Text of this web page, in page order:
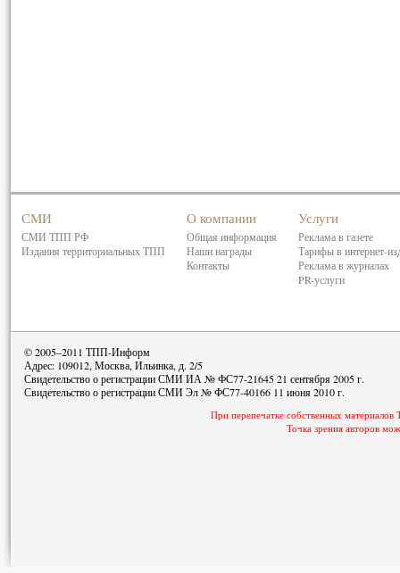
СМИ
СМИ ТПП РФ
Издания территориальных ТПП
О компании
Общая информация
Наши награды
Контакты
Услуги
Реклама в газете
Тарифы в интернет-
Реклама в журналах
PR-услуги
© 2005–2011 ТПП-Информ
Адрес: 109012, Москва, Ильинка, д. 2/5
Свидетельство о регистрации СМИ ИА № ФС77-21645 21 сентября 2005 г.
Свидетельство о регистрации СМИ Эл № ФС77-40166 11 июня 2010 г.
При перепечатке собственных
Точка зрения авторов